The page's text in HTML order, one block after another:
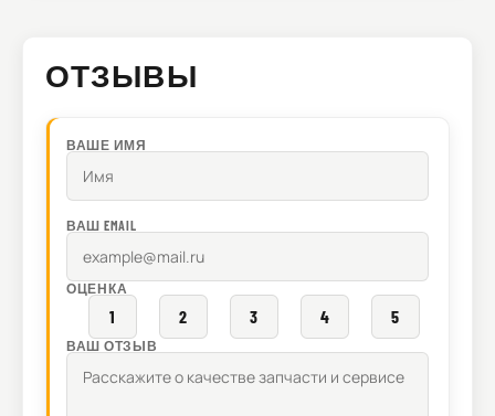
ОТЗЫВЫ
ВАШЕ ИМЯ
ВАШ EMAIL
ОЦЕНКА
1 2 3 4 5
ВАШ ОТЗЫВ